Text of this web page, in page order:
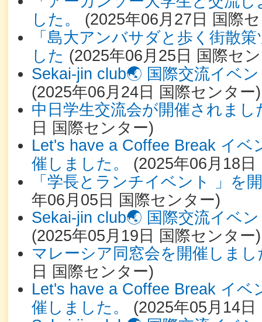
した。
(2025年06月27日 国際
「島大アンバサダと歩く街散
した (2025年06月25日 国際セ
Sekai-jin club🌏 国際交流イベ
(2025年06月24日 国際センター)
中日学生交流会が開催されまし
日 国際センター)
Let's have a Coffee Break イベ
催しました。
(2025年06月18日
「学長とランチイベント 」を
年06月05日 国際センター)
Sekai-jin club🌏 国際交流イベ
(2025年05月19日 国際センター)
マレーシア同窓会を開催しまし
日 国際センター)
Let's have a Coffee Break イベ
催しました。
(2025年05月14日